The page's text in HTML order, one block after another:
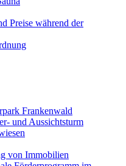
Preise während der
Frankenwald
und Aussichtsturm
von Immobilien